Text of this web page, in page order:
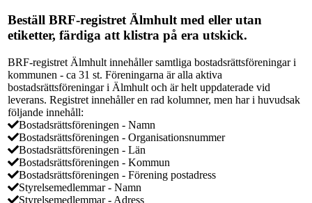
Beställ BRF-registret Älmhult med eller utan
etiketter, färdiga att klistra på era utskick.
BRF-registret Älmhult innehåller samtliga bostadsrättsföreningar i
kommunen - ca 31 st. Föreningarna är alla aktiva
bostadsrättsföreningar i Älmhult och är helt uppdaterade vid
leverans. Registret innehåller en rad kolumner, men har i huvudsak
följande innehåll:
Bostadsrättsföreningen - Namn
Bostadsrättsföreningen - Organisationsnummer
Bostadsrättsföreningen - Län
Bostadsrättsföreningen - Kommun
Bostadsrättsföreningen - Förening postadress
Styrelsemedlemmar - Namn
Styrelsemedlemmar - Adress